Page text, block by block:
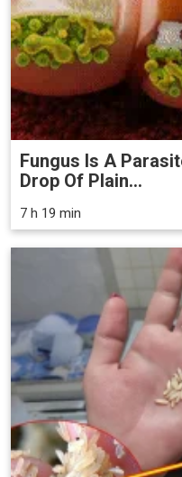
Fungus Is A
Drop Of Plain...
7 h 19 min